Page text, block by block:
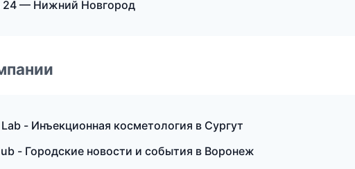
24 — Нижний Новгород
- Инъекционная косметология в Сургут
- Городские новости и события в Воронеж